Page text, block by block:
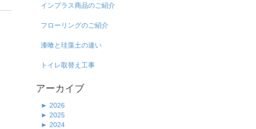
インプラス商品のご紹介
フローリングのご紹介
漆喰と珪藻土の違い
トイレ取替え工事
アーカイブ
► 2026
► 2025
► 2024